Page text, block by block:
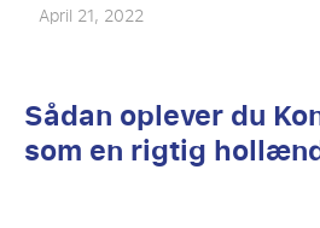
April 21, 2022
Sådan oplever du
som en rigtig